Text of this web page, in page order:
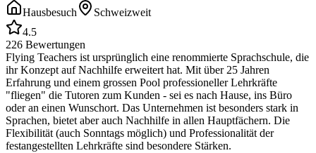
Hausbesuch
Schweizweit
4.5
226 Bewertungen
Flying Teachers ist ursprünglich eine renommierte Sprachschule, die
ihr Konzept auf Nachhilfe erweitert hat. Mit über 25 Jahren
Erfahrung und einem grossen Pool professioneller Lehrkräfte
"fliegen" die Tutoren zum Kunden - sei es nach Hause, ins Büro
oder an einen Wunschort. Das Unternehmen ist besonders stark in
Sprachen, bietet aber auch Nachhilfe in allen Hauptfächern. Die
Flexibilität (auch Sonntags möglich) und Professionalität der
festangestellten Lehrkräfte sind besondere Stärken.